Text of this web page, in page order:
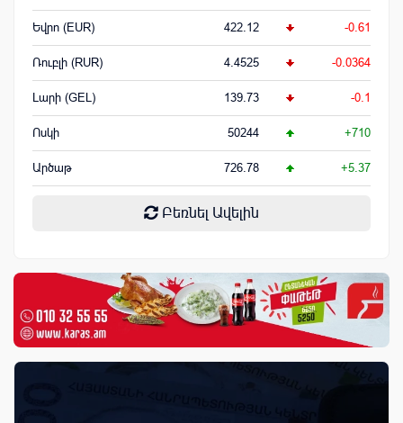
Եվրո (EUR) 422.12 -0.61
Ռուբլի (RUR) 4.4525 -0.0364
Լարի (GEL) 139.73 -0.1
Ոսկի 50244 +710
Արծաթ 726.78 +5.37
Բեռնել Ավելին